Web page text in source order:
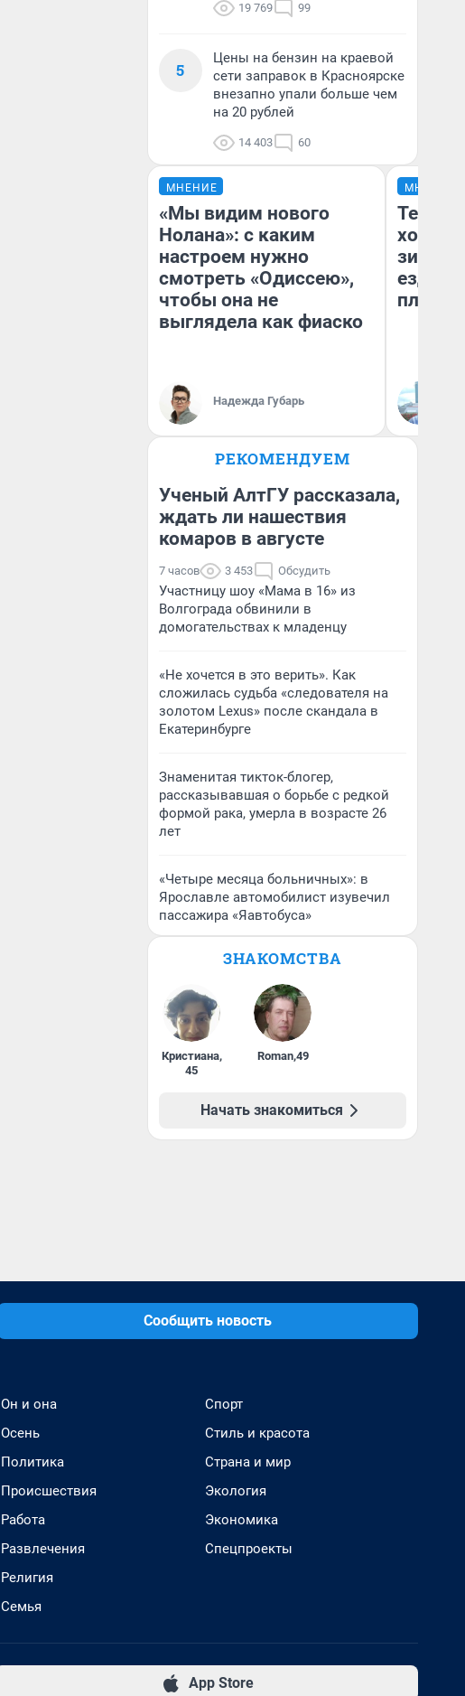
19 769 99
5
Цены на бензин на краевой
сети заправок в Красноярске
внезапно упали больше чем
на 20 рублей
14 403 60
МНЕНИЕ
«Мы видим нового
Нолана»: с каким
настроем нужно
смотреть «Одиссею»,
чтобы она не
выглядела как фиаско
Надежда Губарь
МНЕНИЕ
Тепло
зимой.
ездит
плюсы
РЕКОМЕНДУЕМ
Ученый АлтГУ рассказала,
ждать ли нашествия
комаров в августе
7 часов 3 453 Обсудить
Участницу шоу «Мама в 16» из
Волгограда обвинили в
домогательствах к младенцу
«Не хочется в это верить». Как
сложилась судьба «следователя на
золотом Lexus» после скандала в
Екатеринбурге
Знаменитая тикток-блогер,
рассказывавшая о борьбе с редкой
формой рака, умерла в возрасте 26
лет
«Четыре месяца больничных»: в
Ярославле автомобилист изувечил
пассажира «Яавтобуса»
ЗНАКОМСТВА
Кристиана,
45
Roman,49
Начать знакомиться
Сообщить новость
Он и она
Осень
Политика
Происшествия
Работа
Развлечения
Религия
Семья
Спорт
Стиль и красота
Страна и мир
Экология
Экономика
Спецпроекты
App Store